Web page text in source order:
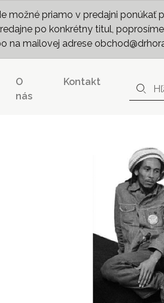
možné priamo v predajni
po konkrétny titul,
na mailovej adrese
O
nás
Kontakt